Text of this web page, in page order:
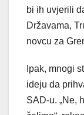
bi ih uvjerili
Državama,
novcu za
Ipak, mnogi
ideju da
SAD-u. „Ne,